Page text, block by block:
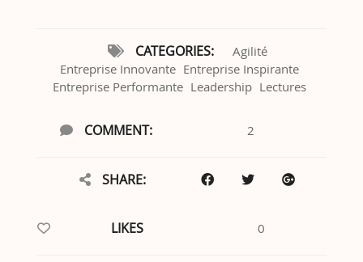
CATEGORIES:
Agilité
Entreprise Innovante Entreprise Inspirante
Entreprise Performante Leadership Lectures
COMMENT: 2
SHARE:
LIKES 0